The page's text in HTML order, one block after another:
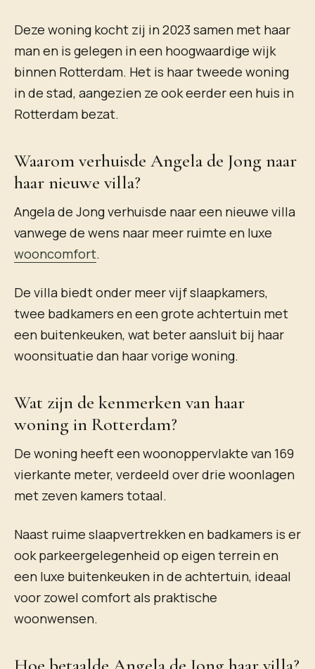
Deze woning kocht zij in 2023 samen met haar
man en is gelegen in een hoogwaardige wijk
binnen Rotterdam. Het is haar tweede woning
in de stad, aangezien ze ook eerder een huis in
Rotterdam bezat.
Waarom verhuisde Angela de Jong naar
haar nieuwe villa?
Angela de Jong verhuisde naar een nieuwe villa
vanwege de wens naar meer ruimte en luxe
wooncomfort.
De villa biedt onder meer vijf slaapkamers,
twee badkamers en een grote achtertuin met
een buitenkeuken, wat beter aansluit bij haar
woonsituatie dan haar vorige woning.
Wat zijn de kenmerken van haar
woning in Rotterdam?
De woning heeft een woonoppervlakte van 169
vierkante meter, verdeeld over drie woonlagen
met zeven kamers totaal.
Naast ruime slaapvertrekken en badkamers is er
ook parkeergelegenheid op eigen terrein en
een luxe buitenkeuken in de achtertuin, ideaal
voor zowel comfort als praktische
woonwensen.